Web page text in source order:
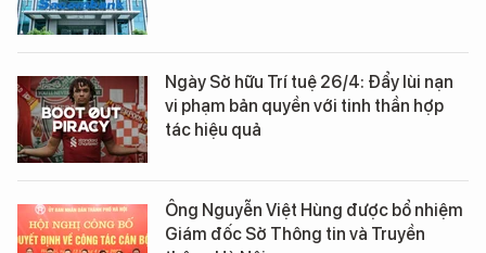
Ngày Sở hữu Trí tuệ 26/4: Đẩy lùi nạn
vi phạm bản quyền với tinh thần hợp
tác hiệu quả
Ông Nguyễn Việt Hùng được bổ nhiệm
Giám đốc Sở Thông tin và Truyền